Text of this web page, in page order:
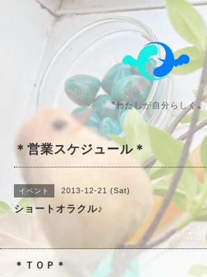
〝わたしが自分らしく〟
＊営業スケジュール＊
イベント 2013-12-21 (Sat)
ショートオラクル♪
＊ＴＯＰ＊